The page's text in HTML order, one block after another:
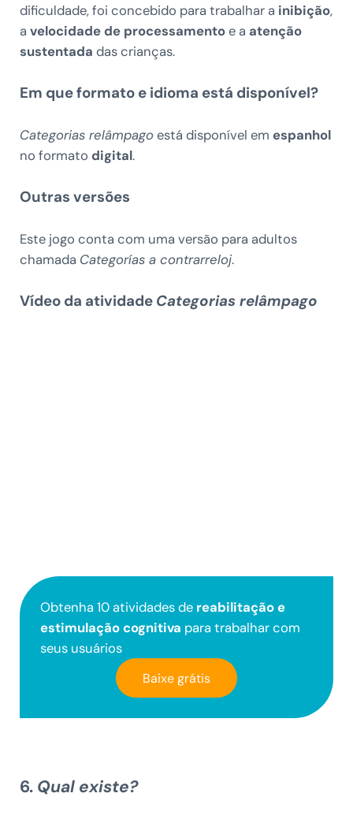
dificuldade, foi concebido para trabalhar a inibição,
a velocidade de processamentoe a atenção
sustentada das crianças.
Em que formato e idioma está disponível?
Categorias relâmpago está disponível em espanhol
no formato digital.
Outras versões
Este jogo conta com uma versão para adultos
chamada Categorías a contrarreloj.
Vídeo da atividade Categorias relâmpago
Obtenha 10 atividades de reabilitação e
estimulação cognitiva para trabalhar com
seus usuários
Baixe grátis
6. Qual existe?